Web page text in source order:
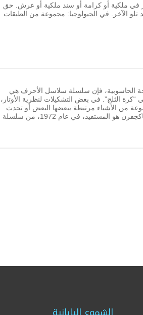
في ملكية أو كرامة أو سند ملكية أو عرش. حق
الآخر. في الجيولوجيا: مجموعة من الطبقات
الحاسوبية، فإن سلسلة سلاسل الأحرف هي
الثلج”. في بعض التشكيلات لنظرية الأوتار،
من الأشياء مرتبطة ببعضها البعض أو تحدث
معًا بطريقة تنتج نتيجة معينة أو تؤثر على تسلسل غير عادي للظروف، كان جورج ماكجفرن هو المستفيد، في عام 1972، من سلسلة